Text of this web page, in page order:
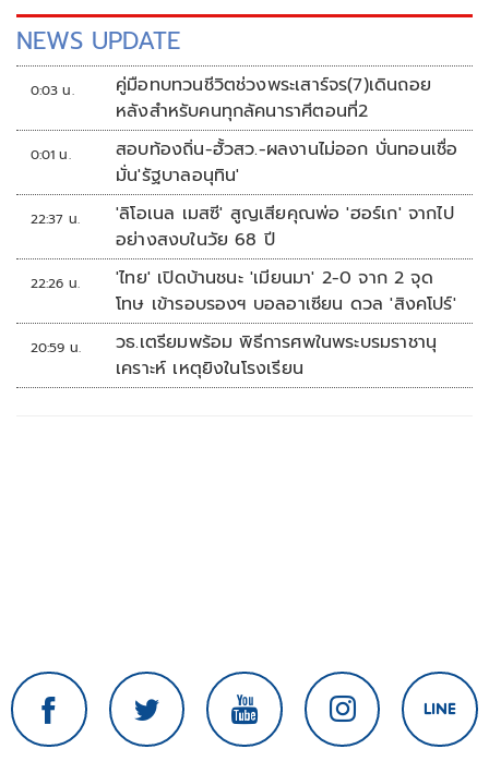
NEWS UPDATE
0:03 น.
คู่มือทบทวนชีวิตช่วงพระเสาร์จร(7)เดินถอย
หลังสำหรับคนทุกลัคนาราศีตอนที่2
0:01 น.
สอบท้องถิ่น-ฮั้วสว.-ผลงานไม่ออก บั่นทอนเชื่อ
มั่น'รัฐบาลอนุทิน'
22:37 น.
'ลิโอเนล เมสซี' สูญเสียคุณพ่อ 'ฮอร์เก' จากไป
อย่างสงบในวัย 68 ปี
22:26 น.
'ไทย' เปิดบ้านชนะ 'เมียนมา' 2-0 จาก 2 จุด
โทษ เข้ารอบรองฯ บอลอาเซียน ดวล 'สิงคโปร์'
20:59 น.
วธ.เตรียมพร้อม พิธีการศพในพระบรมราชานุ
เคราะห์ เหตุยิงในโรงเรียน